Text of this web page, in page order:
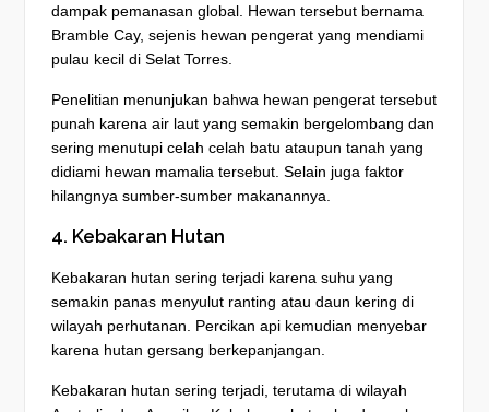
dampak pemanasan global. Hewan tersebut bernama
Bramble Cay, sejenis hewan pengerat yang mendiami
pulau kecil di Selat Torres.
Penelitian menunjukan bahwa hewan pengerat tersebut
punah karena air laut yang semakin bergelombang dan
sering menutupi celah celah batu ataupun tanah yang
didiami hewan mamalia tersebut. Selain juga faktor
hilangnya sumber-sumber makanannya.
4. Kebakaran Hutan
Kebakaran hutan sering terjadi karena suhu yang
semakin panas menyulut ranting atau daun kering di
wilayah perhutanan. Percikan api kemudian menyebar
karena hutan gersang berkepanjangan.
Kebakaran hutan sering terjadi, terutama di wilayah